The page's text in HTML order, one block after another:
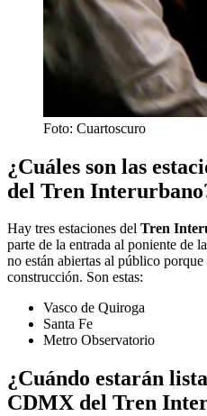
Foto: Cuartoscuro
¿Cuáles son las
del Tren
Hay tres estaciones del Tren
parte de la entrada al poniente de
no están abiertas al público
construcción. Son estas:
Vasco de Quiroga
Santa Fe
Metro Observatorio
¿Cuándo estarán
CDMX del Tren